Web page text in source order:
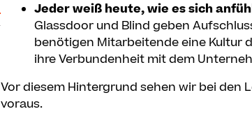
Jeder weiß heute, wie es sich
Glassdoor und Blind geben
benötigen Mitarbeitende eine Kultur
ihre Verbundenheit mit dem
Vor diesem Hintergrund sehen wir bei den
voraus.